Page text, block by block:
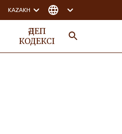
ӘДЕП
КОДЕКСІ
KAZAKH